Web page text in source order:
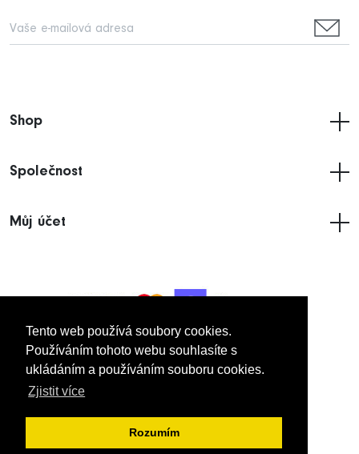
Tento web používá soubory cookies.
Používáním tohoto webu souhlasíte s
ukládáním a používáním souboru cookies.
Zjistit více
Rozumím
Tento web používá soubory cookies.
Používáním tohoto webu souhlasíte s
ukládáním a používáním souboru cookies.
Zjistit více
Rozumím
Shop
Společnost
Můj účet
© 2005
VŠEOBECNÉ OBCHODNÍ PODMÍNKY